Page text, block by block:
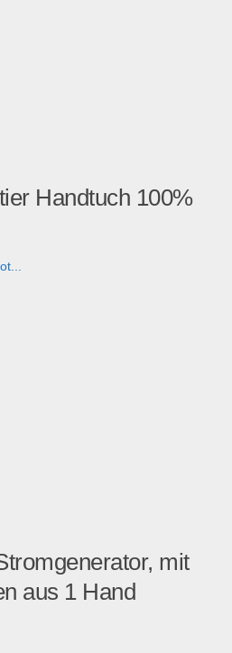
Handtuch 100%
mit
aus 1 Hand